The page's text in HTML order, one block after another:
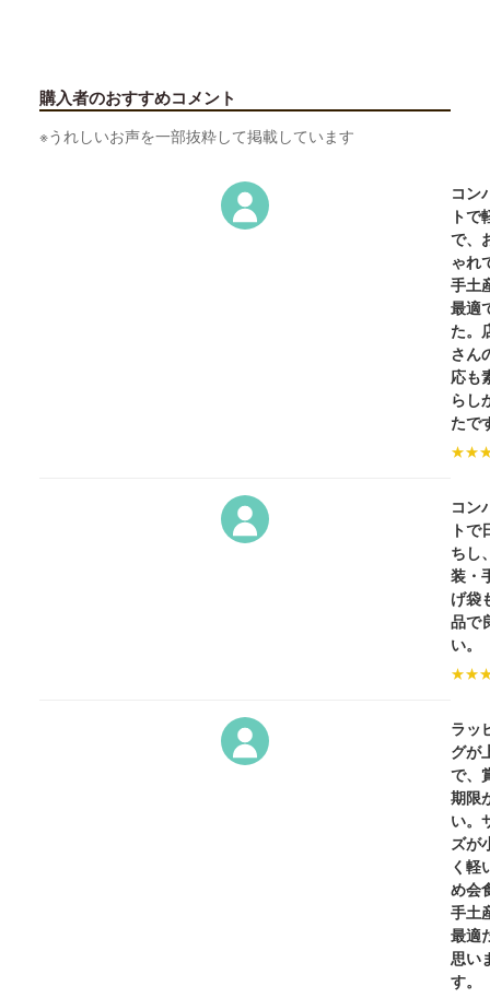
購入者のおすすめコメント
※うれしいお声を一部抜粋して掲載しています
コン
トで
で、
ゃれ
手土
最適
た。
さん
応も
らし
たで
★★
コン
トで
ちし
装・
げ袋
品で
い。
★★
ラッ
グが
で、
期限
い。
ズが
く軽
め会
手土
最適
思い
す。